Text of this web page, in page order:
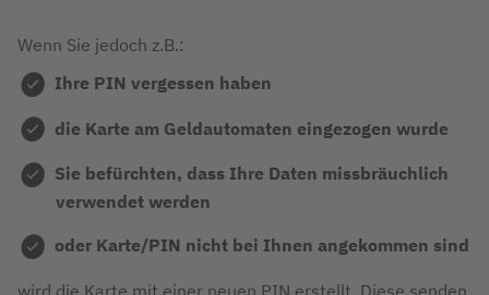
Wenn Sie jedoch z.B.:
Ihre PIN vergessen haben
die Karte am Geldautomaten eingezogen wurde
Sie befürchten, dass Ihre Daten missbräuchlich
verwendet werden
oder Karte/PIN nicht bei Ihnen angekommen sind